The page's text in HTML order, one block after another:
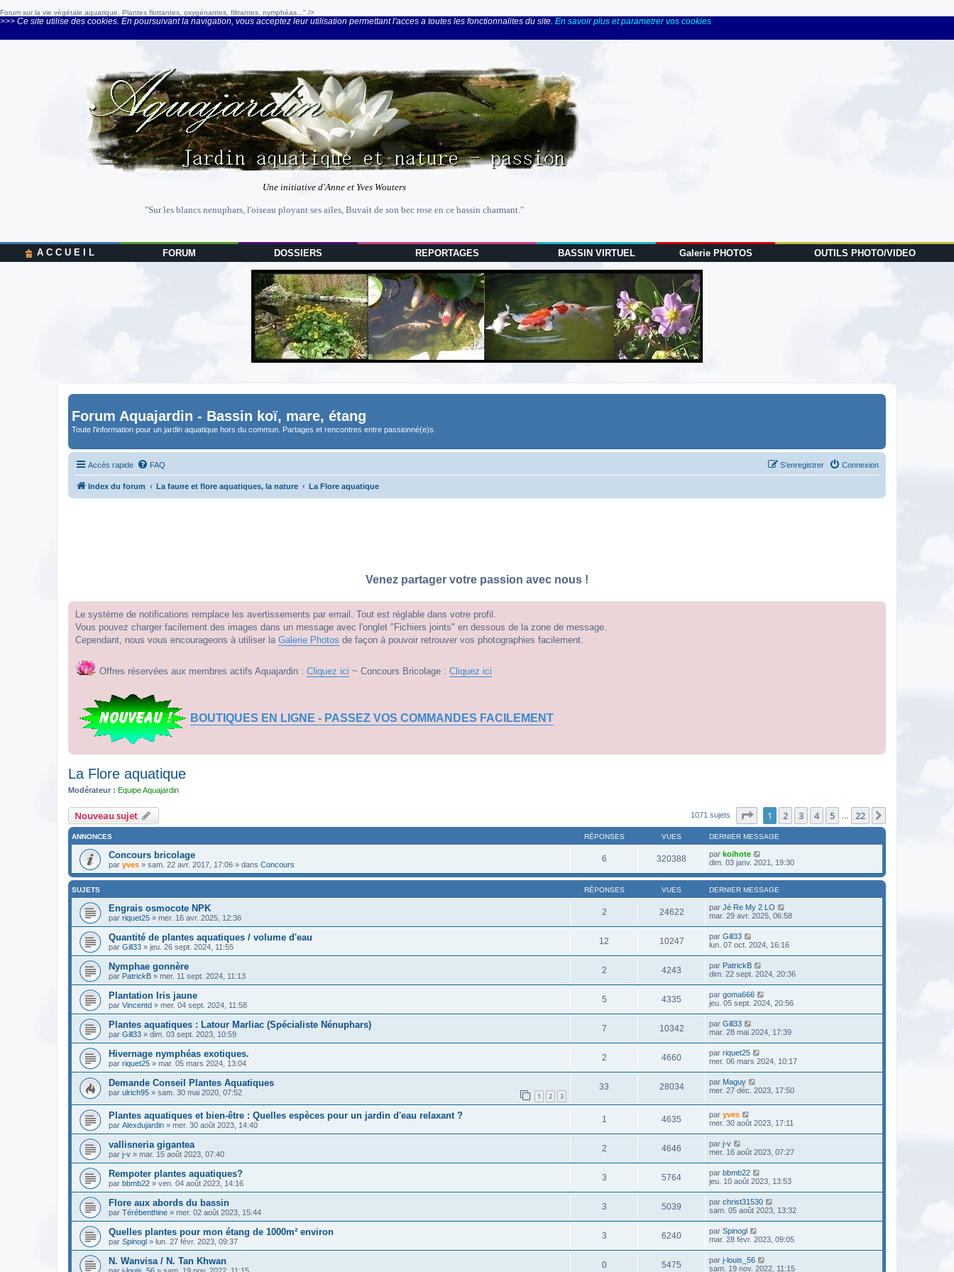
Forum sur la vie végétale aquatique. Plantes flottantes, oxygénantes, filtrantes, nymphéas..." />
>>> Ce site utilise des cookies. En poursuivant la navigation, vous acceptez leur utilisation permettant l'acces a toutes les fonctionnalites du site. En savoir plus et parametrer vos cookies
Une initiative d'Anne et Yves Wouters
"Sur les blancs nenuphars, l'oiseau ployant ses ailes, Buvait de son bec rose en ce bassin charmant."
A C C U E I L FORUM DOSSIERS REPORTAGES BASSIN VIRTUEL Galerie PHOTOS OUTILS PHOTO/VIDEO
Forum Aquajardin - Bassin koï, mare, étang
Toute l'information pour un jardin aquatique hors du commun. Partages et rencontres entre passionné(e)s.
Accès rapide FAQ Connexion
S’enregistrer
Index du forum La faune et flore aquatiques, la nature La Flore aquatique
Venez partager votre passion avec nous !
Le système de notifications remplace les avertissements par email. Tout est réglable dans votre profil.
Vous pouvez charger facilement des images dans un message avec l'onglet "Fichiers joints" en dessous de la zone de message.
Cependant, nous vous encourageons à utiliser la Galerie Photos de façon à pouvoir retrouver vos photographies facilement.
Offres réservées aux membres actifs Aquajardin : Cliquez ici ~ Concours Bricolage : Cliquez ici
BOUTIQUES EN LIGNE - PASSEZ VOS COMMANDES FACILEMENT
La Flore aquatique
Modérateur : Equipe Aquajardin
Nouveau sujet 1071 sujets Page sur22
1 2 3 4 5 22
ANNONCES RÉPONSES VUES DERNIER MESSAGE
Concours bricolage
par yves » sam. 22 avr. 2017, 17:06 » dans Concours
6 320388 par koihote
dim. 03 janv. 2021, 19:30
SUJETS RÉPONSES VUES DERNIER MESSAGE
Engrais osmocote NPK
par riquet25 » mer. 16 avr. 2025, 12:36
2 24622 par Jé Re My 2 LO
mar. 29 avr. 2025, 06:58
Quantité de plantes aquatiques / volume d'eau
par Gill33 » jeu. 26 sept. 2024, 11:55
12 10247 par Gill33
lun. 07 oct. 2024, 16:16
Nymphae gonnère
par PatrickB » mer. 11 sept. 2024, 11:13
2 4243 par PatrickB
dim. 22 sept. 2024, 20:36
Plantation Iris jaune
par Vincentd » mer. 04 sept. 2024, 11:58
5 4335 par goma666
jeu. 05 sept. 2024, 20:56
Plantes aquatiques : Latour Marliac (Spécialiste Nénuphars)
par Gill33 » dim. 03 sept. 2023, 10:59
7 10342 par Gill33
mar. 28 mai 2024, 17:39
Hivernage nymphéas exotiques.
par riquet25 » mar. 05 mars 2024, 13:04
2 4660 par riquet25
mer. 06 mars 2024, 10:17
Demande Conseil Plantes Aquatiques
par ulrich95 » sam. 30 mai 2020, 07:52 1 2 3
33 28034 par Maguy
mer. 27 déc. 2023, 17:50
Plantes aquatiques et bien-être : Quelles espèces pour un jardin d'eau relaxant ?
par Alexdujardin » mer. 30 août 2023, 14:40
1 4635 par yves
mer. 30 août 2023, 17:11
vallisneria gigantea
par j-v » mar. 15 août 2023, 07:40
2 4646 par j-v
mer. 16 août 2023, 07:27
Rempoter plantes aquatiques?
par bbmb22 » ven. 04 août 2023, 14:16
3 5764 par bbmb22
jeu. 10 août 2023, 13:53
Flore aux abords du bassin
par Térébenthine » mer. 02 août 2023, 15:44
3 5039 par christ31530
sam. 05 août 2023, 13:32
Quelles plantes pour mon étang de 1000m² environ
par Spinogl » lun. 27 févr. 2023, 09:37
3 6240 par Spinogl
mar. 28 févr. 2023, 09:05
N. Wanvisa / N. Tan Khwan 0 5475 par j-louis_56
sam. 19 nov. 2022, 11:15